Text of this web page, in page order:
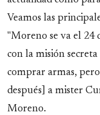
Veamos las
"Moreno se va el 24
con la misión
comprar armas,
después] a mister
Moreno.